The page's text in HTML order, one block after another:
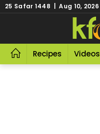
25 Safar 1448 | Aug 10, 2026
Recipes Videos